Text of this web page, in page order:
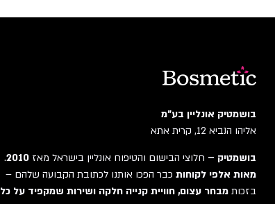
בושמטיק אונליין בע"מ
אליהו הנביא 12, קרית אתא
בושמטיק – חלוצי הבישום והטיפוח אונליין בישראל מאז 2010
.
מאות אלפי לקוחות כבר הפכו אותנו לכתובת הקבועה שלהם –
בזכות מבחר עצום, חוויית קנייה חלקה ושירות שמקפיד על כל